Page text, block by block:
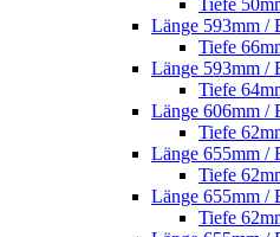
Tiefe
Länge 593mm /
Tiefe
Länge 593mm /
Tiefe
Länge 606mm /
Tiefe
Länge 655mm /
Tiefe
Länge 655mm /
Tiefe